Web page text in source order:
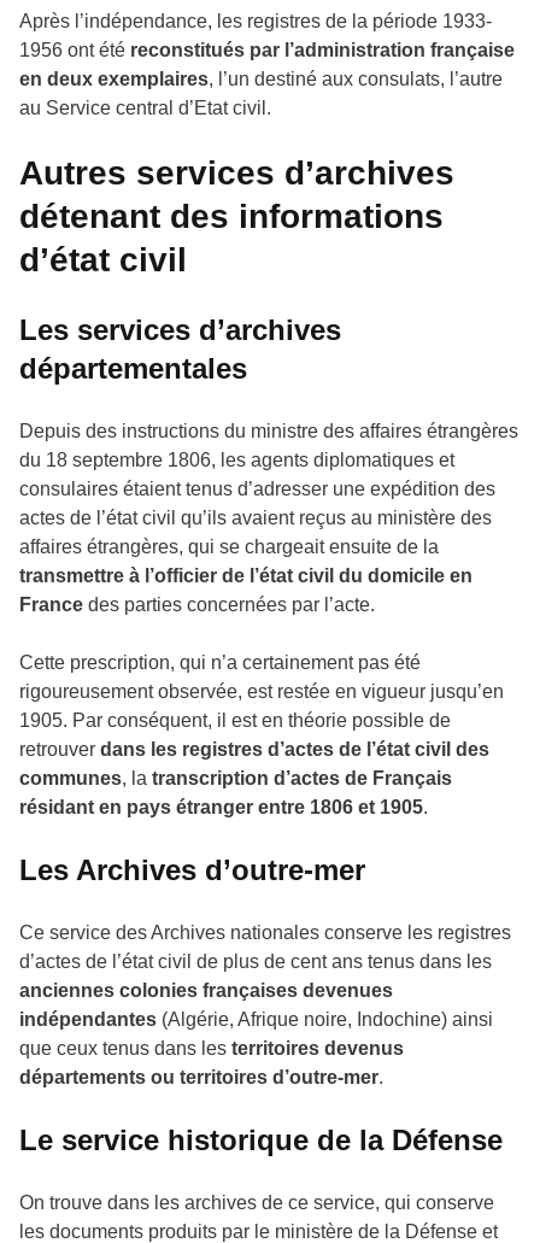
Après l’indépendance, les registres de la période 1933-
1956 ont été reconstitués par l’administration française
en deux exemplaires, l’un destiné aux consulats, l’autre
au Service central d’Etat civil.
Autres services d’archives
détenant des informations
d’état civil
Les services d’archives
départementales
Depuis des instructions du ministre des affaires étrangères
du 18 septembre 1806, les agents diplomatiques et
consulaires étaient tenus d’adresser une expédition des
actes de l’état civil qu’ils avaient reçus au ministère des
affaires étrangères, qui se chargeait ensuite de la
transmettre à l’officier de l’état civil du domicile en
France des parties concernées par l’acte.
Cette prescription, qui n’a certainement pas été
rigoureusement observée, est restée en vigueur jusqu’en
1905. Par conséquent, il est en théorie possible de
retrouver dans les registres d’actes de l’état civil des
communes, la transcription d’actes de Français
résidant en pays étranger entre 1806 et 1905.
Les Archives d’outre-mer
Ce service des Archives nationales conserve les registres
d’actes de l’état civil de plus de cent ans tenus dans les
anciennes colonies françaises devenues
indépendantes (Algérie, Afrique noire, Indochine) ainsi
que ceux tenus dans les territoires devenus
départements ou territoires d’outre-mer.
Le service historique de la Défense
On trouve dans les archives de ce service, qui conserve
les documents produits par le ministère de la Défense et